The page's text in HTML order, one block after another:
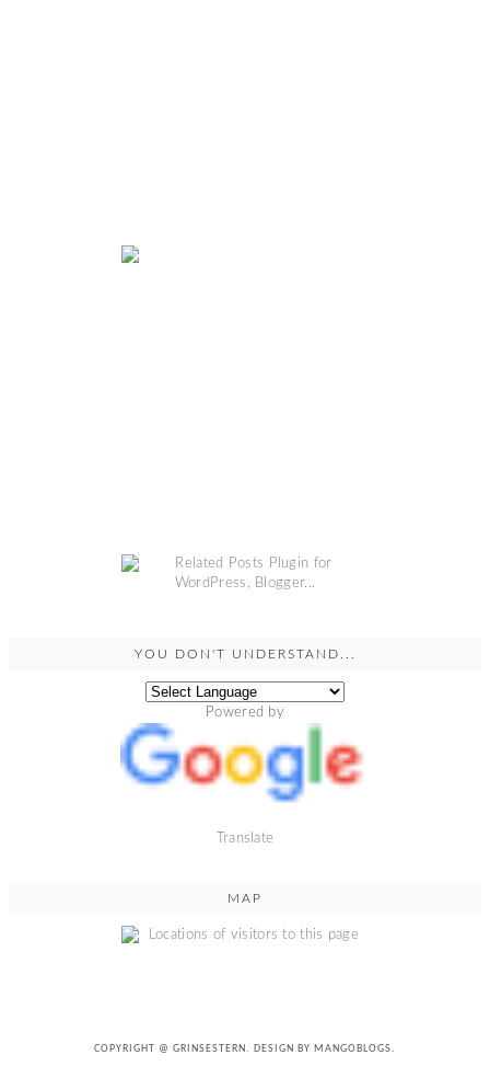
YOU DON'T UNDERSTAND...
Powered by
Translate
MAP
COPYRIGHT @ GRINSESTERN. DESIGN BY MANGOBLOGS.